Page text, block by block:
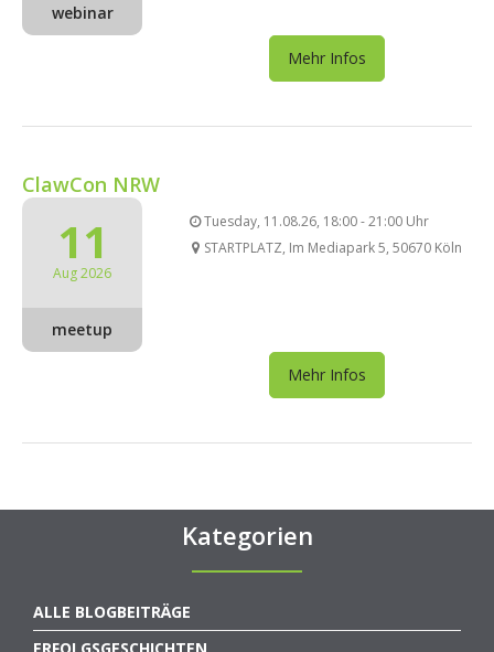
webinar
Mehr Infos
ClawCon NRW
11
Aug 2026
meetup
Tuesday, 11.08.26, 18:00 - 21:00 Uhr
STARTPLATZ, Im Mediapark 5, 50670 Köln
Mehr Infos
Kategorien
ALLE BLOGBEITRÄGE